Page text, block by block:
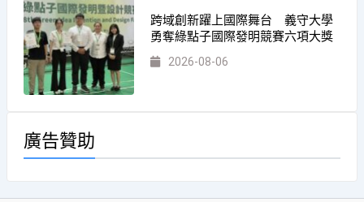
跨域創新躍上國際舞台 義守大學
勇奪綠點子國際發明競賽六項大獎
2026-08-06
廣告贊助